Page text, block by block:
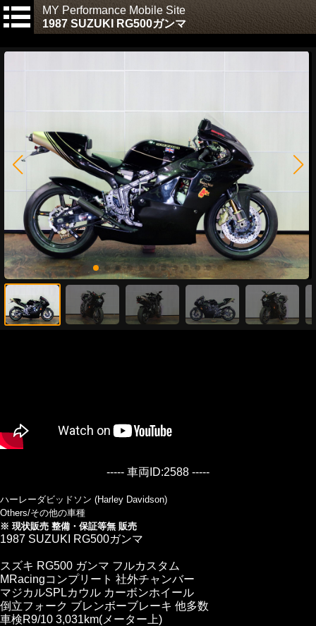
MY Performance Mobile Site
1987 SUZUKI RG500ガンマ
----- 車両ID:2588 -----
ハーレーダビッドソン (Harley Davidson)
Others/その他の車種
※ 現状販売 整備・保証等無 販売
1987 SUZUKI RG500ガンマ
スズキ RG500 ガンマ フルカスタム
MRacingコンプリート 社外チャンバー
マジカルSPLカウル カーボンホイール
倒立フォーク ブレンボーブレーキ 他多数
車検R9/10 3,031km(メーター上)